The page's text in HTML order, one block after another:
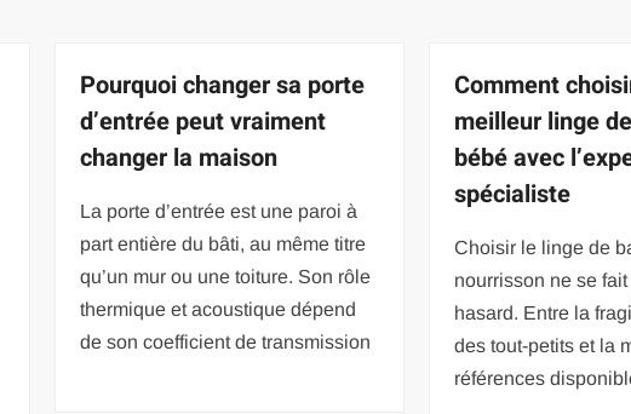
Pourquoi changer sa porte
d’entrée peut vraiment
changer la maison
La porte d’entrée est une paroi à
part entière du bâti, au même titre
qu’un mur ou une toiture. Son rôle
thermique et acoustique dépend
de son coefficient de transmission
Comment
meilleur linge
bébé avec
spécialiste
Choisir le linge de
nourrisson ne se
hasard. Entre la
des tout-petits et la
références